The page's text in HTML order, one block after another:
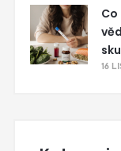
16